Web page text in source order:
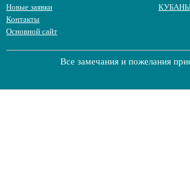
Новые заявки
Контакты
Основной сайт
Все замечания и пожелания